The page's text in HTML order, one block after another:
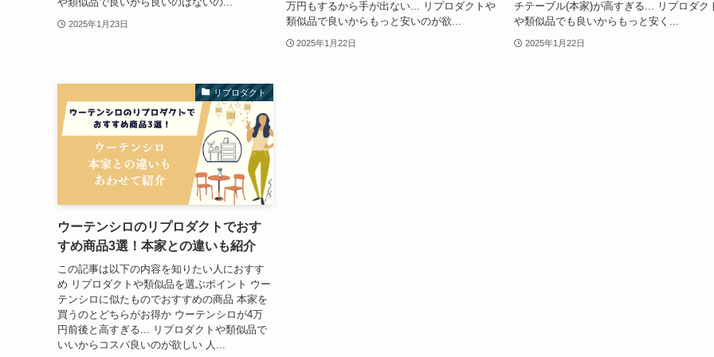
2025年1月23日
万円もするから手が出ない... リプロダクトや
類似品で良いからもっと安いのが欲...
2025年1月22日
チテーブル(本家)が高すぎる... リプロダク
や類似品でも良いからもっと安く...
2025年1月22日
リプロダクト
ウーテンシロのリプロダクトでおす
すめ商品3選！本家との違いも紹介
この記事は以下の内容を知りたい人におすす
め リプロダクトや類似品を選ぶポイント ウー
テンシロに似たものでおすすめの商品 本家を
買うのとどちらがお得か ウーテンシロが4万
円前後と高すぎる... リプロダクトや類似品で
いいからコスパ良いのが欲しい 人...